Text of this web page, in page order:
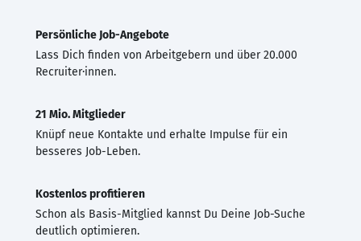
Persönliche Job-Angebote
Lass Dich finden von Arbeitgebern und über 20.000
Recruiter·innen.
21 Mio. Mitglieder
Knüpf neue Kontakte und erhalte Impulse für ein
besseres Job-Leben.
Kostenlos profitieren
Schon als Basis-Mitglied kannst Du Deine Job-Suche
deutlich optimieren.